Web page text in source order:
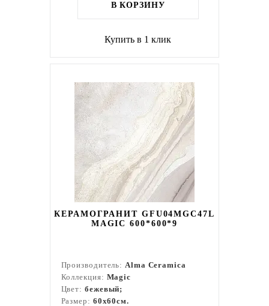
В КОРЗИНУ
Купить в 1 клик
КЕРАМОГРАНИТ GFU04MGC47L
MAGIC 600*600*9
Производитель:Alma Ceramica
Коллекция: Magic
Цвет: бежевый;
Размер: 60x60см.